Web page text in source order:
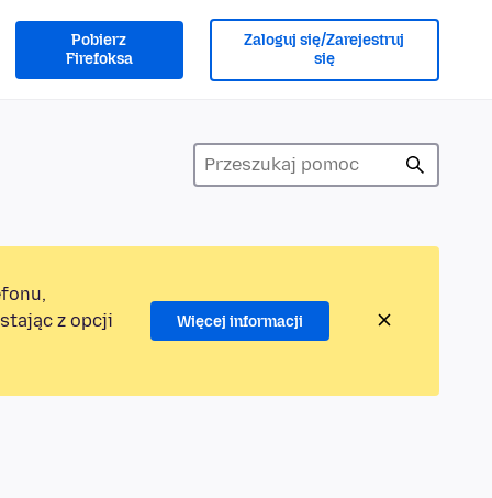
Pobierz
Firefoksa
Zaloguj się/Zarejestruj
się
z opcji
Więcej informacji